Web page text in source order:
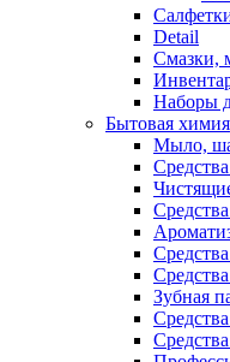
Detail
Смазки,
Наборы
Бытовая химия
Мыло,
Зубная